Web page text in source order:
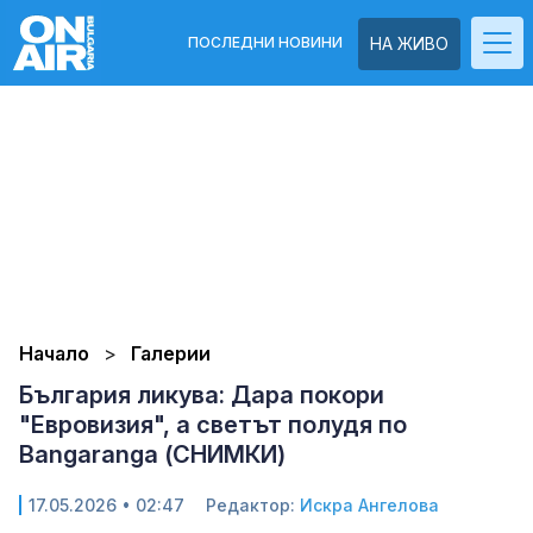
НА ЖИВО
ПОСЛЕДНИ НОВИНИ
Начало Галерии
България ликува: Дара покори
"Евровизия", а светът полудя по
Bangaranga (СНИМКИ)
17.05.2026 • 02:47 Редактор: Искра Ангелова